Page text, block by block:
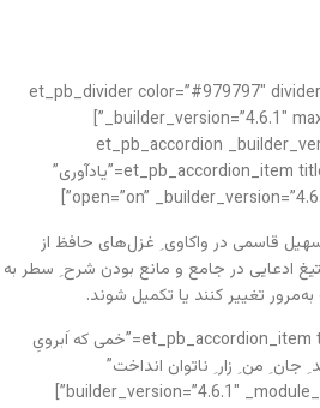
[/et_pb_text][et_pb_divider color=”#979797″
_builder_version=”4.6.1″ max_width=”100px” locked=”off”]
[/et_pb_divider][et_pb_accordion
_module_preset=”default”][et_pb_accordion_item title=”یادآوری”
open=”on”
قاسمی در واکاوی ِ غزل‌های حافظ از
ادعایی در جامع و مانع بودن شرح ِ سطر به
تغییر کنند یا تکمیل شوند.
[/et_pb_accordion_item][et_pb_accordion_item title=”خمی که اَبرویِ
من ِ زار ِ ناتوان انداخت”